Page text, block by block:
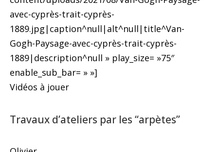
avec-cyprès-trait-cyprès-
1889.jpg|caption^null|alt^null|title^Van-
Gogh-Paysage-avec-cyprès-trait-cyprès-
1889|description^null » play_size= »75″
enable_sub_bar= » »]
Vidéos à jouer
Travaux d’ateliers par les “arpètes”